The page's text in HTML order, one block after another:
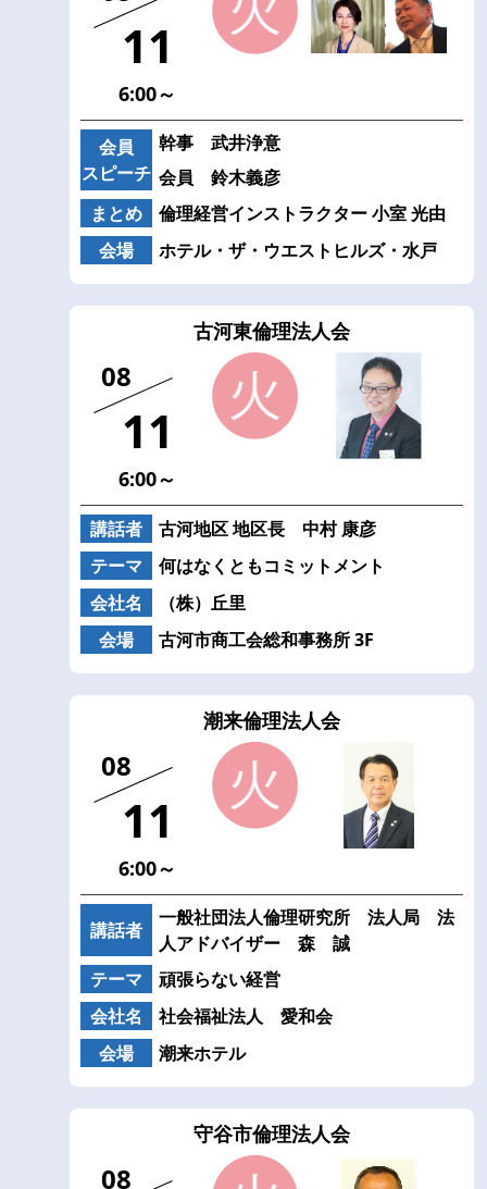
11
6:00～
会員
スピーチ
幹事 武井浄意
会員 鈴木義彦
まとめ
倫理経営インストラクター 小室 光由
会場
ホテル・ザ・ウエストヒルズ・水戸
古河東倫理法人会
08
11
6:00～
講話者
古河地区 地区長 中村 康彦
テーマ
何はなくともコミットメント
会社名
（株）丘里
会場
古河市商工会総和事務所 3F
潮来倫理法人会
08
11
6:00～
講話者
一般社団法人倫理研究所 法人局 法
人アドバイザー 森 誠
テーマ
頑張らない経営
会社名
社会福祉法人 愛和会
会場
潮来ホテル
守谷市倫理法人会
08